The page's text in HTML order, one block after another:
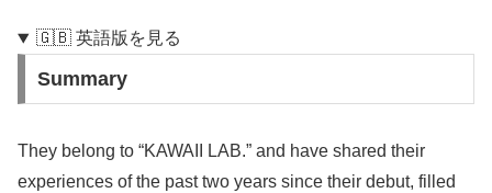
🇬🇧 英語版を見る
Summary
They belong to “KAWAII LAB.” and have shared their
experiences of the past two years since their debut, filled